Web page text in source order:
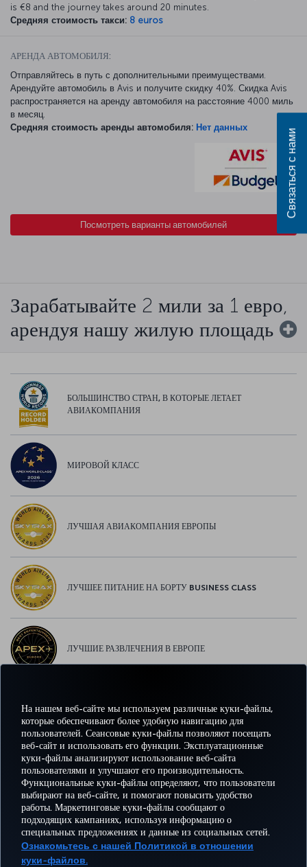
На нашем веб-сайте мы используем различные куки-файлы,
которые обеспечивают более удобную навигацию для
пользователей. Сеансовые куки-файлы позволяют посещать
веб-сайт и использовать его функции. Эксплуатационные
куки-файлы анализируют использование веб-сайта
пользователями и улучшают его производительность.
Функциональные куки-файлы определяют, что пользователи
выбирают на веб-сайте, и помогают повысить удобство
работы. Маркетинговые куки-файлы сообщают о
подходящих кампаниях, используя информацию о
специальных предложениях и данные из социальных сетей.
Ознакомьтесь с нашей Политикой в отношении
куки-файлов.
is €8 and the journey takes around 20 minutes.
Средняя стоимость такси: 8 euros
АРЕНДА АВТОМОБИЛЯ:
Отправляйтесь в путь с дополнительными преимуществами.
Арендуйте автомобиль в Avis и получите скидку 40%. Скидка Avis
распространяется на аренду автомобиля на расстояние 4000 миль
в месяц.
Средняя стоимость аренды автомобиля: Нет данных
Посмотреть варианты автомобилей
Зарабатывайте 2 мили за 1 евро,
арендуя нашу жилую площадь
БОЛЬШИНСТВО СТРАН, В КОТОРЫЕ ЛЕТАЕТ
АВИАКОМПАНИЯ
МИРОВОЙ КЛАСС
ЛУЧШАЯ АВИАКОМПАНИЯ ЕВРОПЫ
ЛУЧШЕЕ ПИТАНИЕ НА БОРТУ BUSINESS CLASS
ЛУЧШИЕ РАЗВЛЕЧЕНИЯ В ЕВРОПЕ
ЛУЧШИЙ WI-FI В ЕВРОПЕ
Facebook
TwitterInstagram
YouTubeLinkedIn
TikTokБлогPinterest
БРОНИРУЙТЕ И
УПРАВЛЯЙТЕ
БРОНИРОВАНИЕМ
ВПЕЧАТЛЕНИЕ
ПРЕДЛОЖЕНИЯ
И
НАПРАВЛЕНИЯ
Связаться с нами